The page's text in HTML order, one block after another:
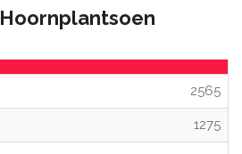
Hoornplantsoen
2565
1275